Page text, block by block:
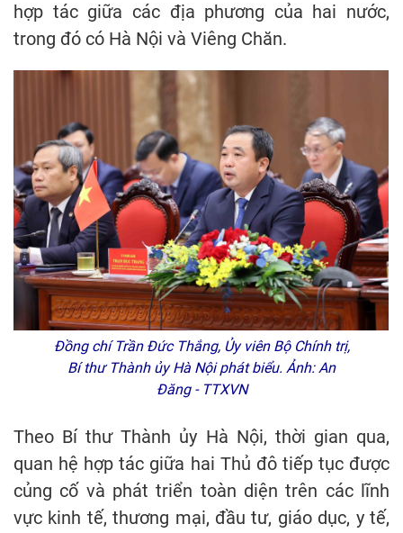
hợp tác giữa các địa phương của hai nước,
trong đó có Hà Nội và Viêng Chăn.
Đồng chí Trần Đức Thắng, Ủy viên Bộ Chính trị,
Bí thư Thành ủy Hà Nội phát biểu. Ảnh: An
Đăng - TTXVN
Theo Bí thư Thành ủy Hà Nội, thời gian qua,
quan hệ hợp tác giữa hai Thủ đô tiếp tục được
củng cố và phát triển toàn diện trên các lĩnh
vực kinh tế, thương mại, đầu tư, giáo dục, y tế,